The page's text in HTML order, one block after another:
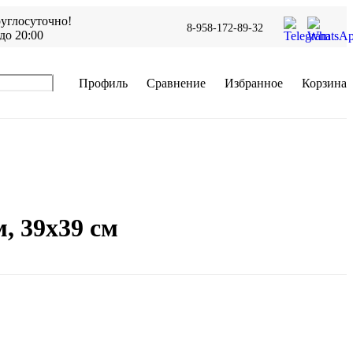
20:00
8-958-172-89-32
Профиль Сравнение Избранное Корзина
39x39 см